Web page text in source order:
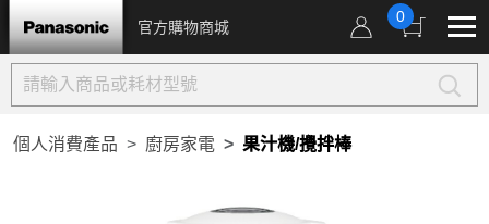
官方購物商城
0
個人消費產品 廚房家電 果汁機/攪拌棒